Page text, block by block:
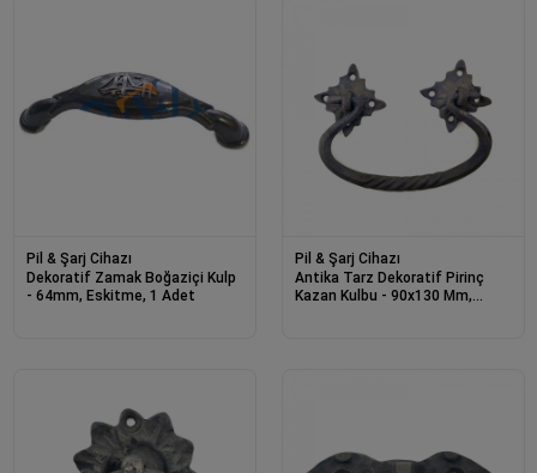
Pil & Şarj Cihazı
Dekoratif Zamak Boğaziçi Kulp
- 64mm, Eskitme, 1 Adet
Pil & Şarj Cihazı
Antika Tarz Dekoratif Pirinç
Kazan Kulbu - 90x130 Mm,